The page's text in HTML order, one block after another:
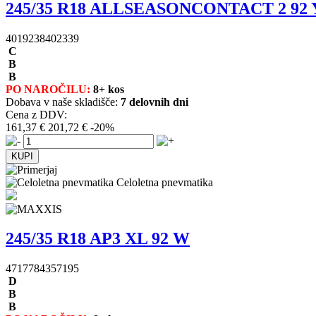
245/35 R18 ALLSEASONCONTACT 2 92
4019238402339
C
B
B
PO NAROČILU: 8+ kos
Dobava v naše skladišče: 7 delovnih dni
Cena z DDV:
161,37 € 201,72 € -20%
Celoletna pnevmatika
245/35 R18 AP3 XL 92 W
4717784357195
D
B
B